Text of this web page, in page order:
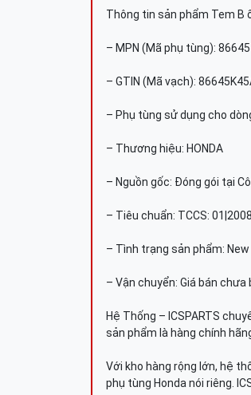
Thông tin sản phẩm Tem B
– MPN (Mã phụ tùng):
– GTIN (Mã vạch):
– Phụ tùng sử dụng cho
– Thương hiệu: HONDA
– Nguồn gốc: Đóng gói tại
– Tiêu chuẩn: TCCS:
– Tình trạng sản phẩm: New
– Vận chuyển: Giá bán chưa
Hệ Thống – ICSPARTS
sản phẩm là hàng chính
Với kho hàng rộng lớn, hệ
phụ tùng Honda nói riêng.